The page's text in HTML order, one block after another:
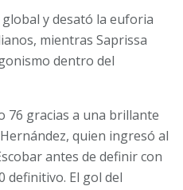
y desató la euforia
mientras Saprissa
dentro del
76 gracias a una brillante
quien ingresó al
antes de definir con
definitivo. El gol del